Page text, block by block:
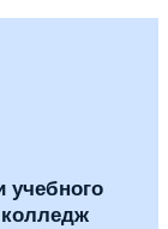
учебного
колледж